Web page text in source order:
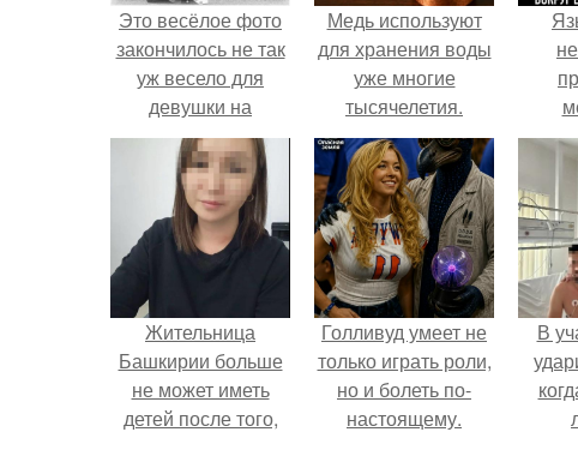
Это весёлое фото
закончилось не так
уж весело для
девушки на
переднем плане.
Медь используют
для хранения воды
уже многие
тысячелетия.
Жительница
Башкирии больше
не может иметь
детей после того,
Голливуд умеет не
только играть роли,
но и болеть по-
настоящему.
В